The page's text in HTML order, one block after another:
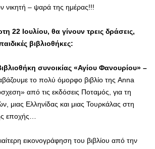
νικητή – ψαρά της ημέρας!!!
Ιουλίου, θα γίνουν τρεις δράσεις,
βιβλιοθήκες:
συνοικίας «Αγίου Φανουρίου» –
το πολύ όμορφο βιβλίο της Anna
από τις εκδόσεις Ποταμός, για τη
μιας Ελληνίδας και μιας Τουρκάλας στη
εποχής…
εικονογράφηση του βιβλίου από την